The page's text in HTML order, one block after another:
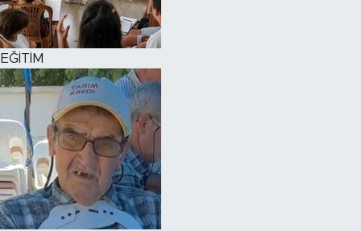
EĞİTİM